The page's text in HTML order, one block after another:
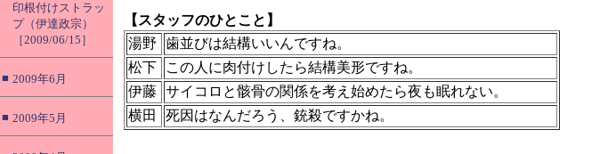
印根付けストラッ
プ（伊達政宗）
［2009/06/15］
■ 2009年6月
■ 2009年5月
【スタッフのひとこと】
湯野
歯並びは結構いいんですね。
松下
この人に肉付けしたら結構美形ですね。
伊藤 サイコロと骸骨の関係を考え始めたら夜も眠れない。
横田
死因はなんだろう、銃殺ですかね。